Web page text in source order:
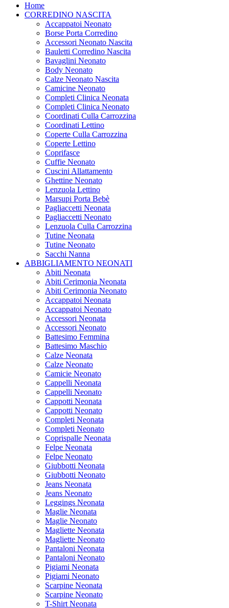
Home
CORREDINO NASCITA
Accappatoi Neonato
Borse Porta Corredino
Accessori Neonato Nascita
Bauletti Corredino Nascita
Bavaglini Neonato
Body Neonato
Calze Neonato Nascita
Camicine Neonato
Completi Clinica Neonata
Completi Clinica Neonato
Coordinati Culla Carrozzina
Coordinati Lettino
Coperte Culla Carrozzina
Coperte Lettino
Coprifasce
Cuffie Neonato
Cuscini Allattamento
Ghettine Neonato
Lenzuola Lettino
Marsupi Porta Bebè
Pagliaccetti Neonata
Pagliaccetti Neonato
Lenzuola Culla Carrozzina
Tutine Neonata
Tutine Neonato
Sacchi Nanna
ABBIGLIAMENTO NEONATI
Abiti Neonata
Abiti Cerimonia Neonata
Abiti Cerimonia Neonato
Accappatoi Neonata
Accappatoi Neonato
Accessori Neonata
Accessori Neonato
Battesimo Femmina
Battesimo Maschio
Calze Neonata
Calze Neonato
Camicie Neonato
Cappelli Neonata
Cappelli Neonato
Cappotti Neonata
Cappotti Neonato
Completi Neonata
Completi Neonato
Coprispalle Neonata
Felpe Neonata
Felpe Neonato
Giubbotti Neonata
Giubbotti Neonato
Jeans Neonata
Jeans Neonato
Leggings Neonata
Maglie Neonata
Maglie Neonato
Magliette Neonata
Magliette Neonato
Pantaloni Neonata
Pantaloni Neonato
Pigiami Neonata
Pigiami Neonato
Scarpine Neonata
Scarpine Neonato
T-Shirt Neonata